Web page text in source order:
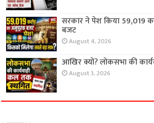
सरकार ने पेश किया 59,019
बजट
August 4, 2026
आखिर क्यों? लोकसभा की
August 3, 2026